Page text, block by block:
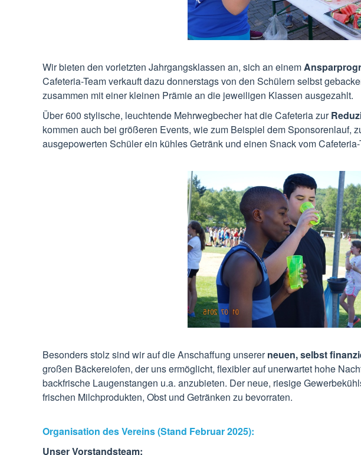
Wir bieten den vorletzten Jahrgangsklassen an, sich an einem
Cafeteria-Team verkauft dazu donnerstags von den Schülern selbst
zusammen mit einer kleinen Prämie an die jeweiligen Klassen ausgezahlt.
Über 600 stylische, leuchtende Mehrwegbecher hat die Cafeteria zur
kommen auch bei größeren Events, wie zum Beispiel dem Sponsorenlauf,
ausgepowerten Schüler ein kühles Getränk und einen Snack vom Cafeteria-
Besonders stolz sind wir auf die Anschaffung unsererneuen, selbst
großen Bäckereiofen, der uns ermöglicht, flexibler auf unerwartet hohe
backfrische Laugenstangen u.a. anzubieten. Der neue, riesige
frischen Milchprodukten, Obst und Getränken zu bevorraten.
Organisation des Vereins (Stand Februar 2025):
Unser Vorstandsteam: